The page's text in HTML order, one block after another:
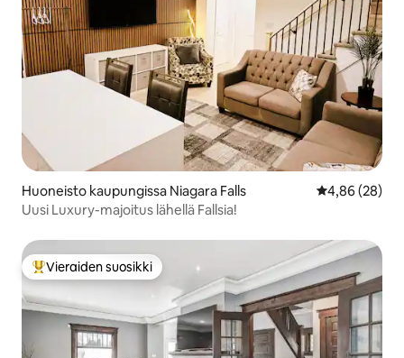
Huoneisto kaupungissa Niagara Falls
4,86 (28)
Uusi Luxury-majoitus lähellä Fallsia!
Vieraiden suosikkien parhaimmistoa
Vieraiden suosikki